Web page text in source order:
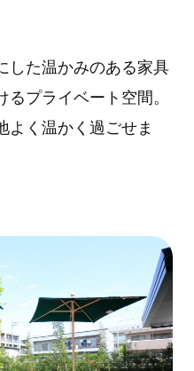
した温かみのある家具
プライベート空間。
よく温かく過ごせま